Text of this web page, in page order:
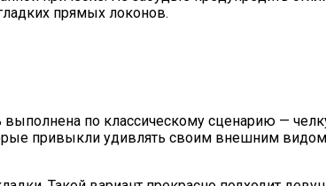
прямых локонов.
по классическому сценарию —
привыкли удивлять своим внешним